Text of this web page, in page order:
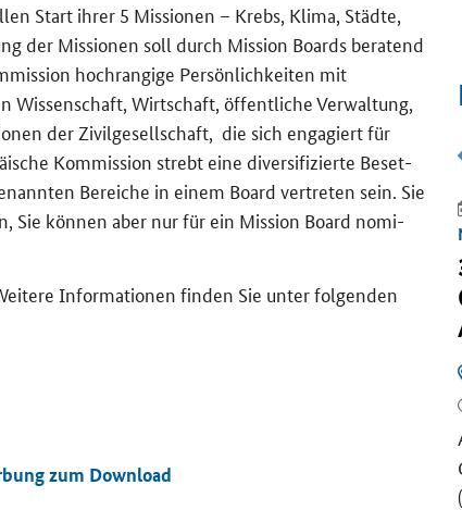
Start ihrer 5 Mis­sio­nen – Krebs, Klima, Städ­te,
der Mis­sio­nen soll durch Mission Boards be­ra­tend
hoch­ran­gi­ge Per­sön­lich­kei­ten mit
Wis­sen­schaft, Wirt­schaft, öf­fent­li­che Ver­wal­tung,
der Zi­vil­ge­sell­schaft, die sich en­ga­giert für
Kom­mis­si­on strebt eine di­ver­si­fi­zier­te Be­set­
Be­rei­che in einem Board ver­tre­ten sein. Sie
Sie kön­nen aber nur für ein Mission Board no­mi­
In­for­ma­tio­nen fin­den Sie unter fol­gen­den
zum Down­load
zung der Po­li­tik­ge­stal­tung und neuer Maß­nah­men